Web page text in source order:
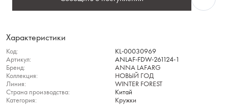
Характеристики
Код:
KL-00030969
Артикул:
ANLAF-FDW-261124-1
Бренд:
ANNA LAFARG
Коллекция:
НОВЫЙ ГОД
Линия:
WINTER FOREST
Страна производства:
Китай
Категория:
Кружки